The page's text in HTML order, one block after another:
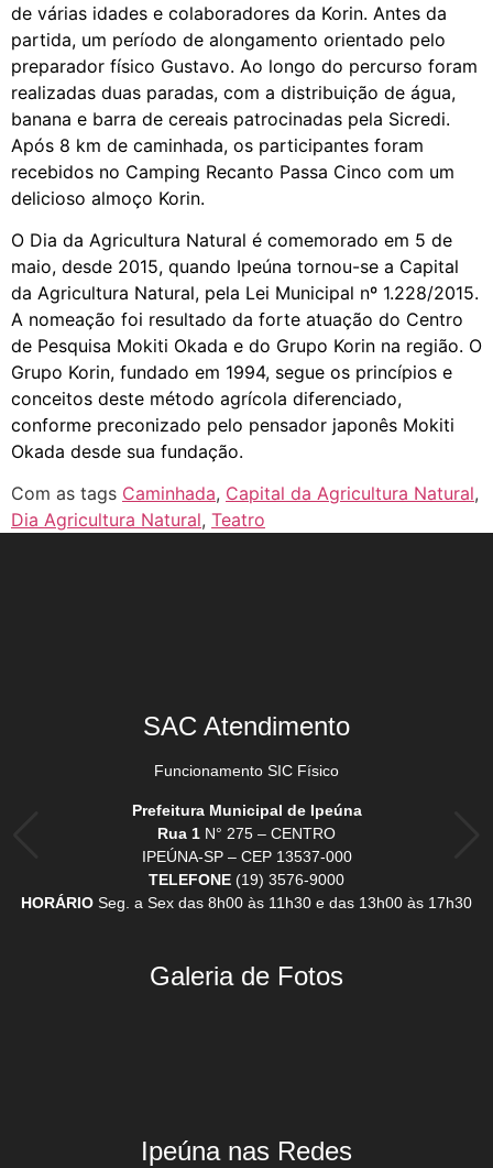
de várias idades e colaboradores da Korin. Antes da
partida, um período de alongamento orientado pelo
preparador físico Gustavo. Ao longo do percurso foram
realizadas duas paradas, com a distribuição de água,
banana e barra de cereais patrocinadas pela Sicredi.
Após 8 km de caminhada, os participantes foram
recebidos no Camping Recanto Passa Cinco com um
delicioso almoço Korin.
O Dia da Agricultura Natural é comemorado em 5 de
maio, desde 2015, quando Ipeúna tornou-se a Capital
da Agricultura Natural, pela Lei Municipal nº 1.228/2015.
A nomeação foi resultado da forte atuação do Centro
de Pesquisa Mokiti Okada e do Grupo Korin na região. O
Grupo Korin, fundado em 1994, segue os princípios e
conceitos deste método agrícola diferenciado,
conforme preconizado pelo pensador japonês Mokiti
Okada desde sua fundação.
Com as tags Caminhada, Capital da Agricultura Natural,
Dia Agricultura Natural, Teatro
SAC Atendimento
Funcionamento SIC Físico
Prefeitura Municipal de Ipeúna
Rua 1 N° 275 – CENTRO
IPEÚNA-SP – CEP 13537-000
TELEFONE (19) 3576-9000
HORÁRIO Seg. a Sex das 8h00 às 11h30 e das 13h00 às 17h30
Galeria de Fotos
Ipeúna nas Redes